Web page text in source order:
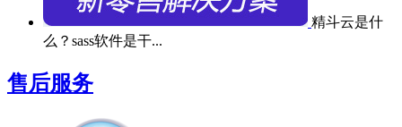
精斗云是什
么？sass软件是干...
售后服务